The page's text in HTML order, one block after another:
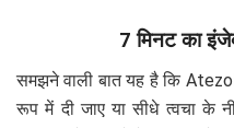
7 मिनट का
समझने वाली बात यह है कि
रूप में दी जाए या सीधे त्वचा के